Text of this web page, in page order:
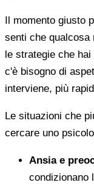
Il momento giusto
senti che qualcosa
le strategie che
c'è bisogno di
interviene, più
Le situazioni che
cercare uno
Ansia e
condizionano